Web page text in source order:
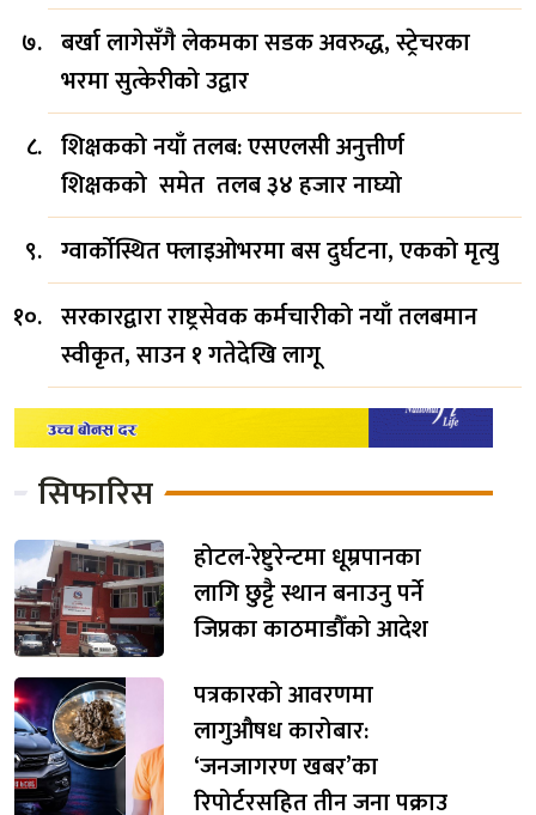
बर्खा लागेसँगै लेकमका सडक अवरुद्ध, स्ट्रेचरका
भरमा सुत्केरीको उद्वार
शिक्षकको नयाँ तलब: एसएलसी अनुत्तीर्ण
शिक्षकको समेत तलब ३४ हजार नाघ्यो
ग्वार्कोस्थित फ्लाइओभरमा बस दुर्घटना, एकको मृत्यु
सरकारद्वारा राष्ट्रसेवक कर्मचारीको नयाँ तलबमान
स्वीकृत, साउन १ गतेदेखि लागू
सिफारिस
होटल-रेष्टुरेन्टमा धूम्रपानका
लागि छुट्टै स्थान बनाउनु पर्ने
जिप्रका काठमाडौँको आदेश
पत्रकारको आवरणमा
लागुऔषध कारोबार:
‘जनजागरण खबर’का
रिपोर्टरसहित तीन जना पक्राउ